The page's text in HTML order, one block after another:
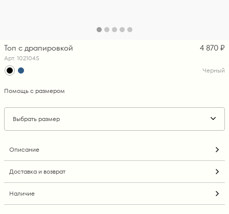
Топ с драпировкой
Арт. 1021045
4 870 ₽
Черный
Помощь с размером
Выбрать размер
Описание
Доставка и возврат
Наличие